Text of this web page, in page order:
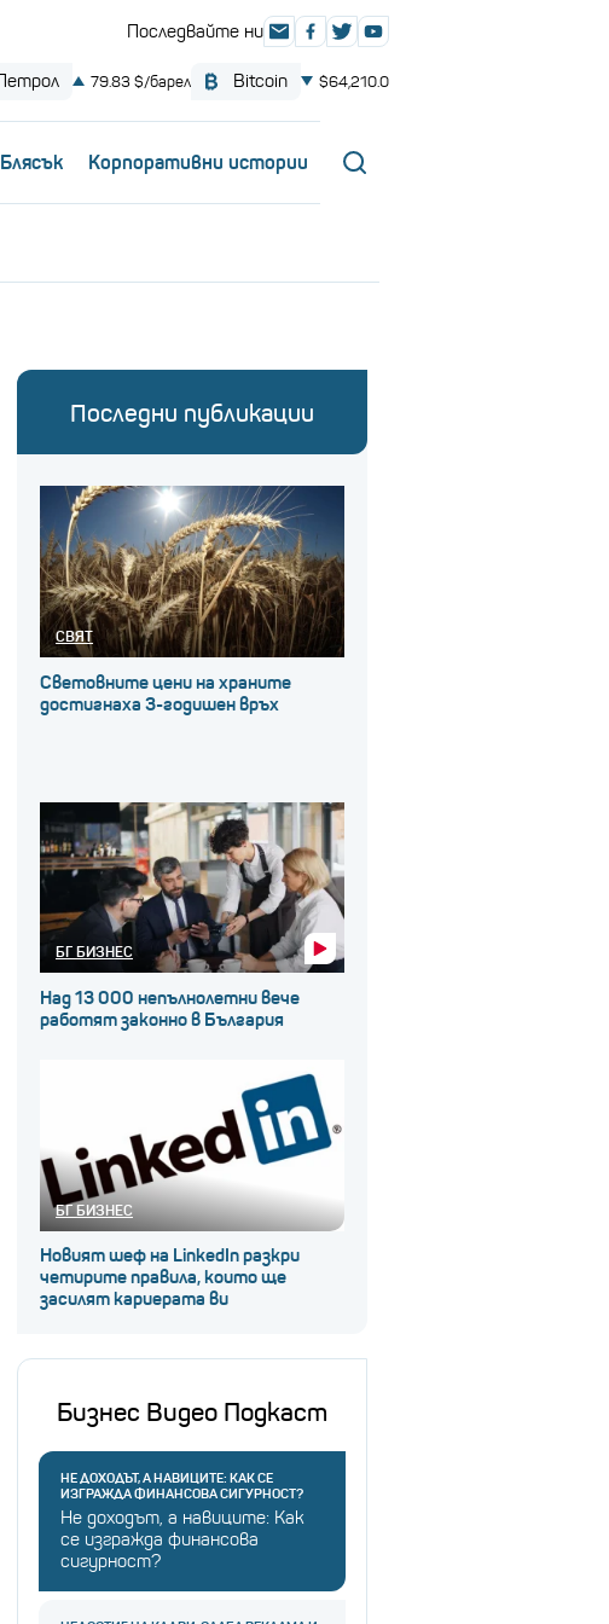
Блясък Корпоративни истории
Последни публикации
СВЯТ
Световните цени на храните
достигнаха 3-годишен връх
БГ БИЗНЕС
Над 13 000 непълнолетни вече
работят законно в България
БГ БИЗНЕС
Новият шеф на LinkedIn разкри
четирите правила, които ще
засилят кариерата ви
Бизнес Видео Подкаст
НЕ ДОХОДЪТ, А НАВИЦИТЕ: КАК СЕ
ИЗГРАЖДА ФИНАНСОВА СИГУРНОСТ?
Не доходът, а навиците: Как
се изгражда финансова
сигурност?